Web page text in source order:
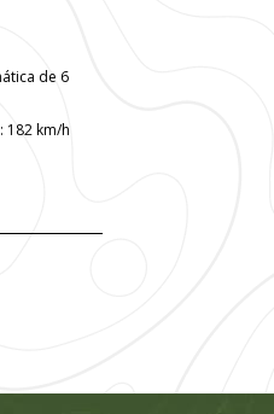
: 182 km/h